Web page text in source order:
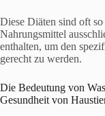
Diese Diäten sind oft
Nahrungsmittel
enthalten, um den
gerecht zu werden.
Die Bedeutung von
Gesundheit von